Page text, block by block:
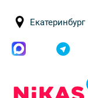
Екатеринбург